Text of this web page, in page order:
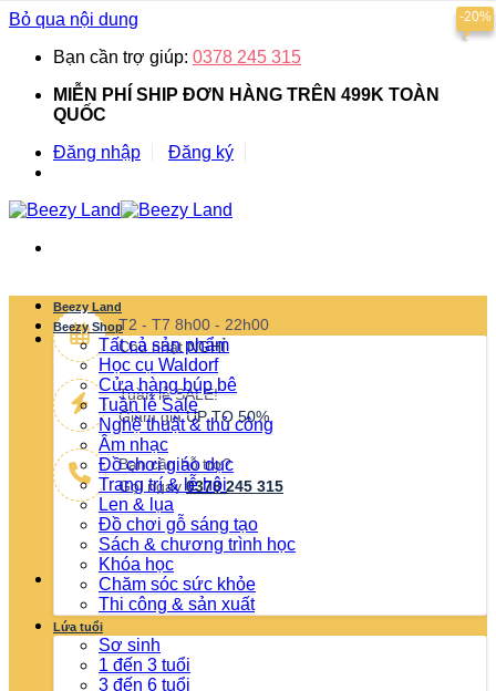
Bỏ qua nội dung
Bạn cần trợ giúp: 0378 245 315
MIỄN PHÍ SHIP ĐƠN HÀNG TRÊN 499K TOÀN
QUỐC
Đăng nhập
Đăng ký
T2 - T7 8h00 - 22h00
Chủ nhậtNGHỈ
Tuần lễ SALE!
Giảm giáUP TO 50%
Bạn cần hỗ trợ?
Gọi ngay 0378 245 315
Beezy Land
Beezy Shop
Tất cả sản phẩm
Học cụ Waldorf
Cửa hàng búp bê
Tuần lễ Sale
Nghệ thuật & thủ công
Âm nhạc
Đồ chơi giáo dục
Trang trí & lễ hội
Len & lụa
Đồ chơi gỗ sáng tạo
Sách & chương trình học
Khóa học
Chăm sóc sức khỏe
Thi công & sản xuất
Lứa tuổi
Sơ sinh
1 đến 3 tuổi
3 đến 6 tuổi
-20%